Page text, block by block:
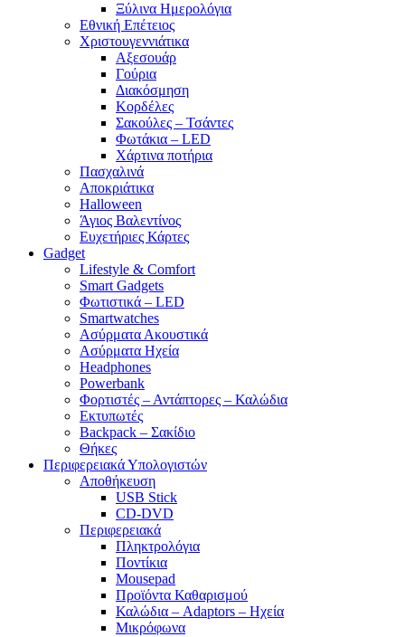
Ξύλινα Ημερολόγια
Εθνική Επέτειος
Χριστουγεννιάτικα
Αξεσουάρ
Γούρια
Διακόσμηση
Κορδέλες
Σακούλες – Τσάντες
Φωτάκια – LED
Χάρτινα ποτήρια
Πασχαλινά
Αποκριάτικα
Halloween
Άγιος Βαλεντίνος
Ευχετήριες Κάρτες
Gadget
Lifestyle & Comfort
Smart Gadgets
Φωτιστικά – LED
Smartwatches
Ασύρματα Ακουστικά
Ασύρματα Ηχεία
Headphones
Powerbank
Φορτιστές – Αντάπτορες – Καλώδια
Εκτυπωτές
Backpack – Σακίδιο
Θήκες
Περιφερειακά Υπολογιστών
Αποθήκευση
USB Stick
CD-DVD
Περιφερειακά
Πληκτρολόγια
Ποντίκια
Mousepad
Προϊόντα Καθαρισμού
Καλώδια – Adaptors – Ηχεία
Μικρόφωνα